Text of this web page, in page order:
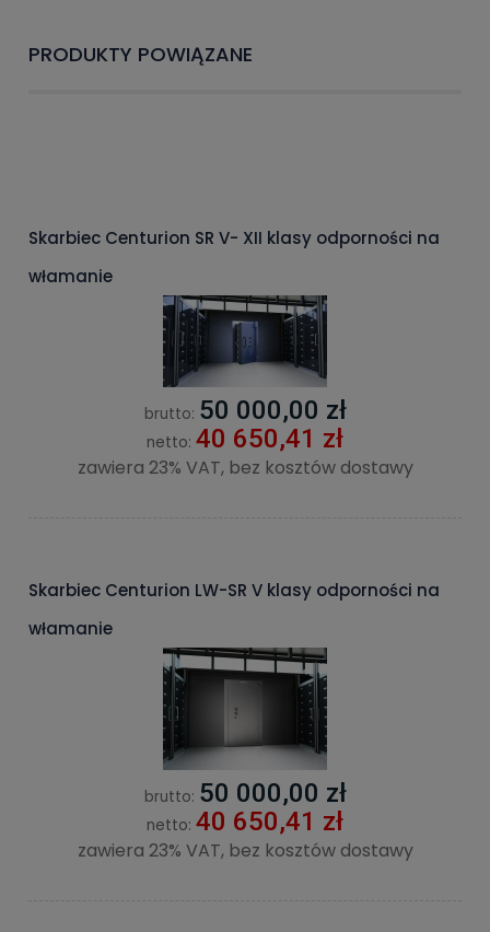
PRODUKTY POWIĄZANE
Skarbiec Centurion SR V- XII klasy odporności na
włamanie
brutto: 50 000,00 zł
netto: 40 650,41 zł
zawiera 23% VAT, bez kosztów dostawy
Skarbiec Centurion LW-SR V klasy odporności na
włamanie
brutto: 50 000,00 zł
netto: 40 650,41 zł
zawiera 23% VAT, bez kosztów dostawy